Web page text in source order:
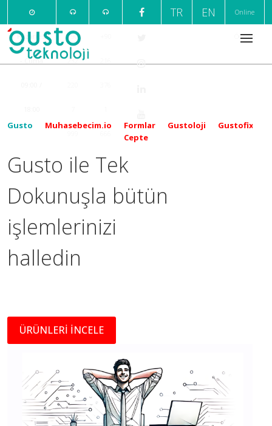
Pazartesi
- Cuma
+90
232
TR EN Online
Ödeme
Gusto Muhasebecim.io
Formlar
Cepte
Gustoloji Gustofix
Gusto ile Tek
Dokunuşla bütün
işlemlerinizi
halledin
ÜRÜNLERİ İNCELE